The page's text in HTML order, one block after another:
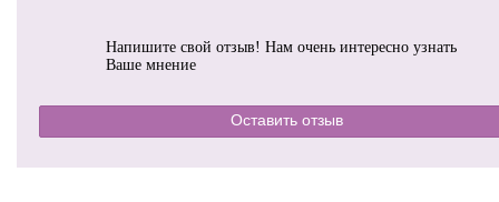
Напишите свой отзыв! Нам очень интересно узнать
Ваше мнение
Оставить отзыв